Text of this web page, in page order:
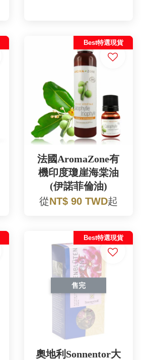
Best特選現貨
法國AromaZone有
機印度瓊崖海棠油
(伊諾菲倫油)
從NT$ 90 TWD起
售完
Best特選現貨
奧地利Sonnentor大